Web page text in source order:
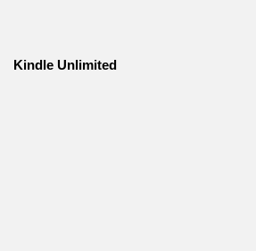
Kindle Unlimited